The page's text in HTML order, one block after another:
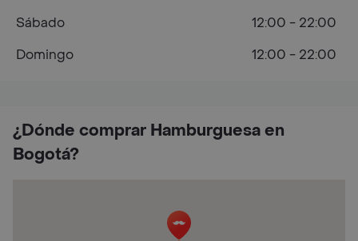
¿Dónde comprar Hamburguesa en
Bogotá?
Sábado
12:00 - 22:00
Domingo
12:00 - 22:00